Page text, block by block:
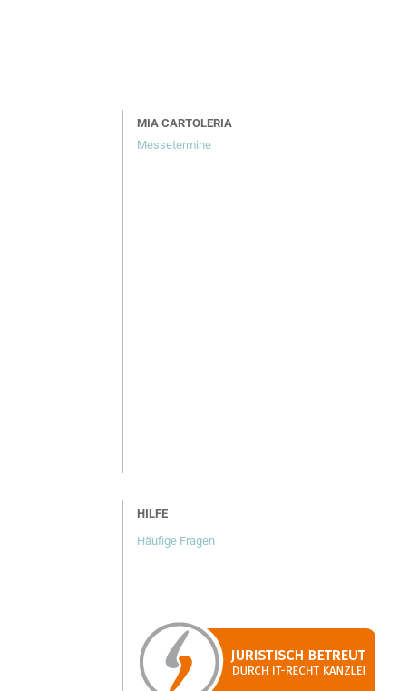
MIA CARTOLERIA
Messetermine
HILFE
Häufige Fragen